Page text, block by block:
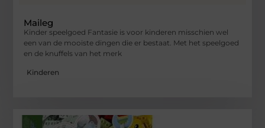
Maileg
Kinder speelgoed Fantasie is voor kinderen misschien wel
een van de mooiste dingen die er bestaat. Met het speelgoed
en de knuffels van het merk
Kinderen